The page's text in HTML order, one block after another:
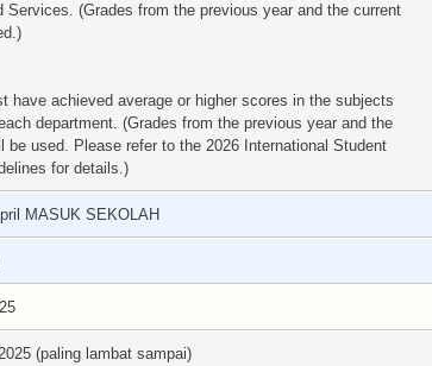
Services. (Grades from the previous year and the current
have achieved average or higher scores in the subjects
department. (Grades from the previous year and the
be used. Please refer to the 2026 International Student
for details.)
MASUK SEKOLAH
(paling lambat sampai)